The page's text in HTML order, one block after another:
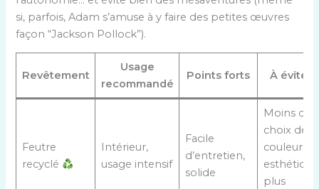
si, parfois, Adam s’amuse à y faire des petites œuvres
façon “Jackson Pollock”).
Revêtement
Usage
recommandé
Points forts À éviter
Feutre
recyclé
Intérieur,
usage intensif
Facile
d’entretien,
solide
Moins de
choix de
couleurs,
esthétique
plus